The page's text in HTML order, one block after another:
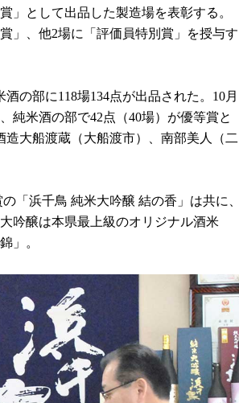
」として出品した製造場を表彰する。
」、他2場に「評価員特別賞」を授与す
の部に118場134点が出品された。10月
純米酒の部で42点（40場）が優等賞と
大船渡蔵（大船渡市）、南部美人（二
「浜千鳥 純米大吟醸 結の香」は共に、
吟醸は本県最上級のオリジナル酒米
」。